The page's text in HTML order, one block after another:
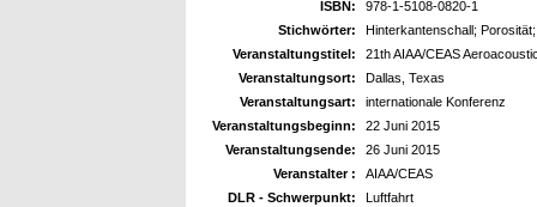
ISBN:
978-1-5108-0820-1
Stichwörter:
Hinterkantenschall;
Veranstaltungstitel:
21th AIAA/CEAS
Veranstaltungsort:
Dallas, Texas
Veranstaltungsart:
internationale Konferenz
Veranstaltungsbeginn:
22 Juni 2015
Veranstaltungsende:
26 Juni 2015
Veranstalter :
AIAA/CEAS
DLR - Schwerpunkt:
Luftfahrt